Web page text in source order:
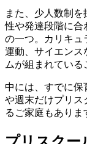
また、少人数制
性や発達段階に合
の一つ。カリキュ
運動、サイエンス
ムが組まれている
中には、すでに保
や週末だけプリス
るご家庭もありま